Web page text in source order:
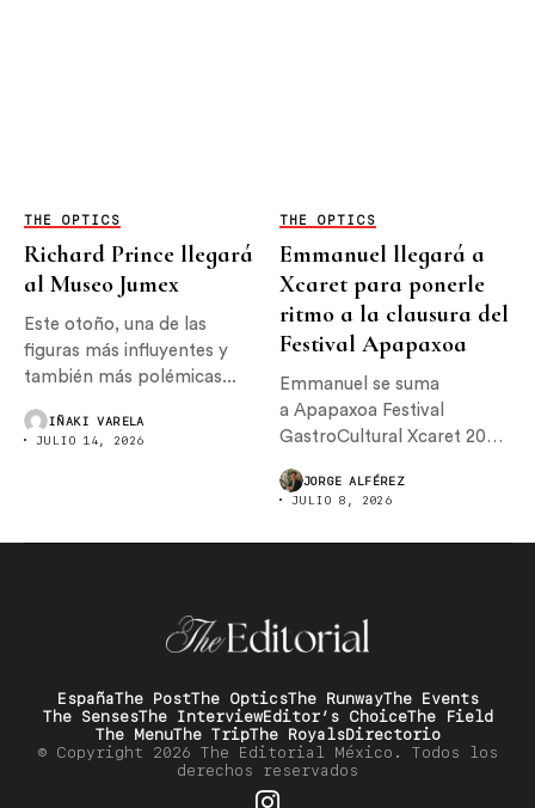
THE OPTICS
Richard Prince llegará
al Museo Jumex
Este otoño, una de las
figuras más influyentes y
también más polémicas...
IÑAKI VARELA
JULIO 14, 2026
THE OPTICS
Emmanuel llegará a
Xcaret para ponerle
ritmo a la clausura del
Festival Apapaxoa
Emmanuel se suma
a Apapaxoa Festival
GastroCultural Xcaret 2026,
concierto de...
JORGE ALFÉREZ
JULIO 8, 2026
EspañaThe PostThe OpticsThe RunwayThe Events
The SensesThe InterviewEditor’s ChoiceThe Field
The MenuThe TripThe RoyalsDirectorio
© Copyright 2026 The Editorial México. Todos los
derechos reservados